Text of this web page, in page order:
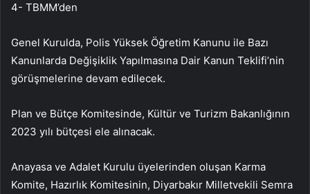
4- TBMM’den
Genel Kurulda, Polis Yüksek Öğretim Kanunu ile Bazı
Kanunlarda Değişiklik Yapılmasına Dair Kanun Teklifi’nin
görüşmelerine devam edilecek.
Plan ve Bütçe Komitesinde, Kültür ve Turizm Bakanlığının
2023 yılı bütçesi ele alınacak.
Anayasa ve Adalet Kurulu üyelerinden oluşan Karma
Komite, Hazırlık Komitesinin, Diyarbakır Milletvekili Semra